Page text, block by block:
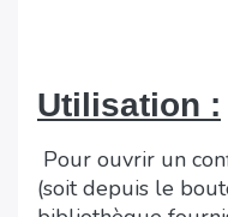
Utilisation :
Pour ouvrir un
(soit depuis le